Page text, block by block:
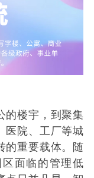
的楼宇，到聚集
医院、工厂等城
的重要载体。随
面临的管理低